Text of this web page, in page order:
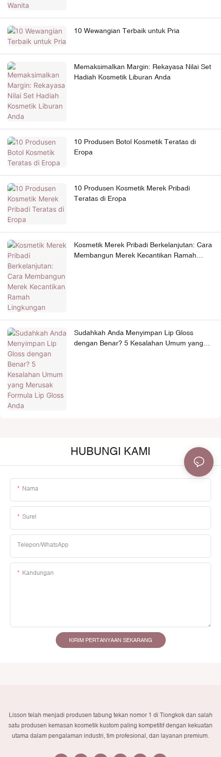
10 Wewangian Terbaik untuk Pria
Memaksimalkan Margin: Rekayasa Nilai Set
Hadiah Kosmetik Liburan Anda
10 Produsen Botol Kosmetik Teratas di
Eropa
10 Produsen Kosmetik Merek Pribadi
Teratas di Eropa
Kosmetik Merek Pribadi Berkelanjutan: Cara
Membangun Merek Kecantikan Ramah
Sudahkah Anda Menyimpan Lip Gloss
dengan Benar? 5 Kesalahan Umum yang
HUBUNGI KAMI
Nama
Surel
Telepon/WhatsApp
Kandungan
KIRIM PERTANYAAN SEKARANG
Lisson telah menjadi produsen tabung tekan nomor 1 di Tiongkok dan salah
satu produsen kemasan kosmetik kustom paling kompetitif dengan kekuatan
utama dalam pengalaman industri, tim profesional, dan layanan premium.